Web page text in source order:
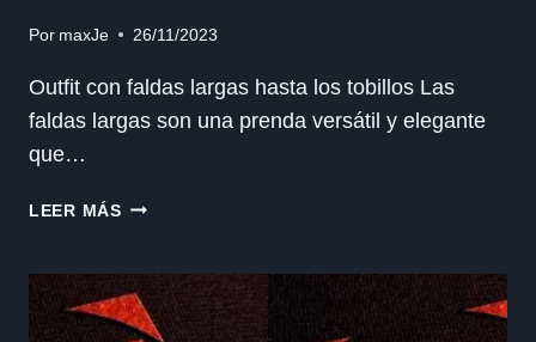
Por maxJe 26/11/2023
Outfit con faldas largas hasta los tobillos Las
faldas largas son una prenda versátil y elegante
que…
LEER MÁSOUTFIT
LARGAS